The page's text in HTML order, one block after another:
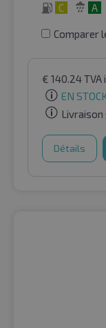
C A
Comparer
€ 140.24TVA
EN
Détails